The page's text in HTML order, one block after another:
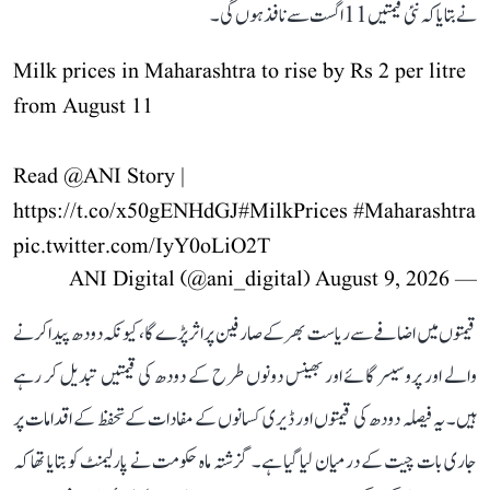
نے بتایا کہ نئی قیمتیں 11 اگست سے نافذ ہوں گی۔
Milk prices in Maharashtra to rise by Rs 2 per litre
from August 11
Read @ANI Story |
https://t.co/x50gENHdGJ#MilkPrices #Maharashtra
pic.twitter.com/IyY0oLiO2T
— ANI Digital (@ani_digital)
August 9, 2026
قیمتوں میں اضافے سے ریاست بھر کے صارفین پر اثر پڑے گا، کیونکہ دودھ پیدا کرنے
والے اور پروسیسر گائے اور بھینس دونوں طرح کے دودھ کی قیمتیں تبدیل کر رہے
ہیں۔ یہ فیصلہ دودھ کی قیمتوں اور ڈیری کسانوں کے مفادات کے تحفظ کے اقدامات پر
جاری بات چیت کے درمیان لیا گیا ہے۔ گزشتہ ماہ حکومت نے پارلیمنٹ کو بتایا تھا کہ